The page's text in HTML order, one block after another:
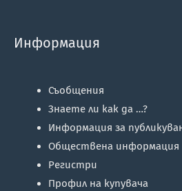
Информация
Съобщения
Знаете ли как да …?
Информация за
Обществена информация
Регистри
Профил на купувача